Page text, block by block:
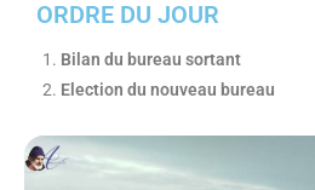
ORDRE DU JOUR
Bilan du bureau sortant
Election du nouveau bureau